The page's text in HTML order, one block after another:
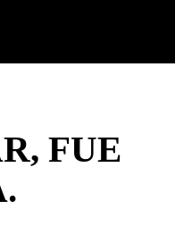
FUE